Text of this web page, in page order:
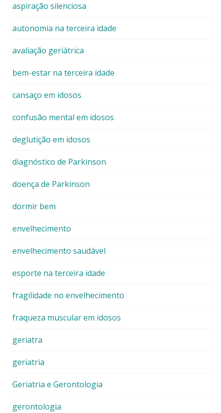
aspiração silenciosa
autonomia na terceira idade
avaliação geriátrica
bem-estar na terceira idade
cansaço em idosos
confusão mental em idosos
deglutição em idosos
diagnóstico de Parkinson
doença de Parkinson
dormir bem
envelhecimento
envelhecimento saudável
esporte na terceira idade
fragilidade no envelhecimento
fraqueza muscular em idosos
geriatra
geriatria
Geriatria e Gerontologia
gerontologia